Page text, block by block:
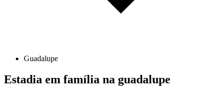
Guadalupe
Estadia em família na guadalupe